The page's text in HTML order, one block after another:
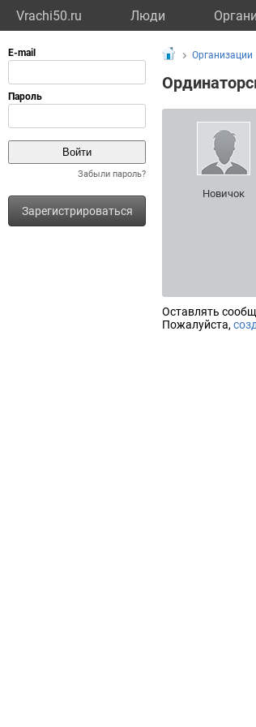
Vrachi50.ru Люди
Забыли пароль?
Зарегистрироваться
Организации
Новичок
Оставлять
Пожалуйста,